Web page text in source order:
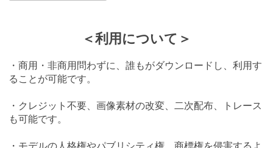
＜利用について＞
・商用・非商用問わずに、誰もがダウンロードし、利用す
ることが可能です。
・クレジット不要、画像素材の改変、二次配布、トレース
も可能です。